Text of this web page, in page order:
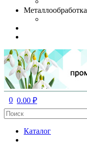
Металлообработка
0 0.00 ₽
Каталог